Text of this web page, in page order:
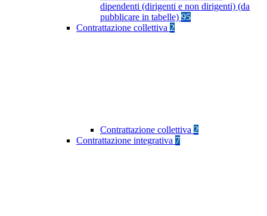
dipendenti (dirigenti e non dirigenti) (da
pubblicare in tabelle) 95
Contrattazione collettiva 2
Contrattazione collettiva 2
Contrattazione integrativa 7